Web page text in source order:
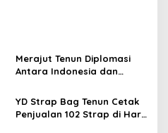
Merajut Tenun Diplomasi
Antara Indonesia dan
YD Strap Bag Tenun Cetak
Penjualan 102 Strap di Hari